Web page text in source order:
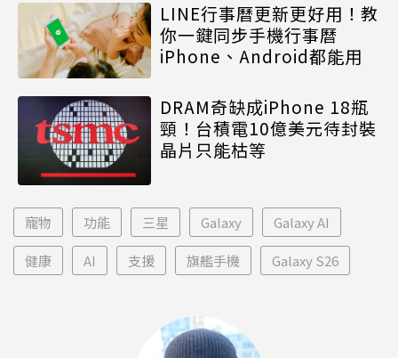
LINE行事曆更新更好用！教
你一鍵同步手機行事曆
iPhone、Android都能用
DRAM奇缺成iPhone 18瓶
頸！台積電10億美元待封裝
晶片只能枯等
寵物 功能 三星 Galaxy Galaxy AI
健康 AI 支援 旗艦手機 Galaxy S26